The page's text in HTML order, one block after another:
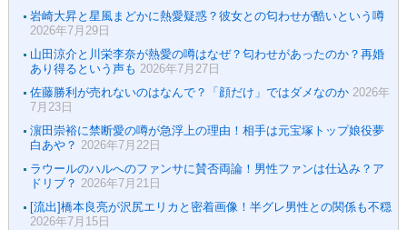
岩崎大昇と星風まどかに熱愛疑惑？彼女との匂わせが酷いという噂
2026年7月29日
山田涼介と川栄李奈が熱愛の噂はなぜ？匂わせがあったのか？再婚
あり得るという声も 2026年7月27日
佐藤勝利が売れないのはなんで？「顔だけ」ではダメなのか 2026年
7月23日
濵田崇裕に禁断愛の噂が急浮上の理由！相手は元宝塚トップ娘役夢
白あや？ 2026年7月22日
ラウールのハルへのファンサに賛否両論！男性ファンは仕込み？ア
ドリブ？ 2026年7月21日
[流出]橋本良亮が沢尻エリカと密着画像！半グレ男性との関係も不穏
2026年7月15日